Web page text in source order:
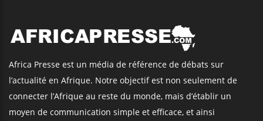
Africa Presse est un média de référence de débats sur
l’actualité en Afrique. Notre objectif est non seulement de
connecter l’Afrique au reste du monde, mais d’établir un
moyen de communication simple et efficace, et ainsi